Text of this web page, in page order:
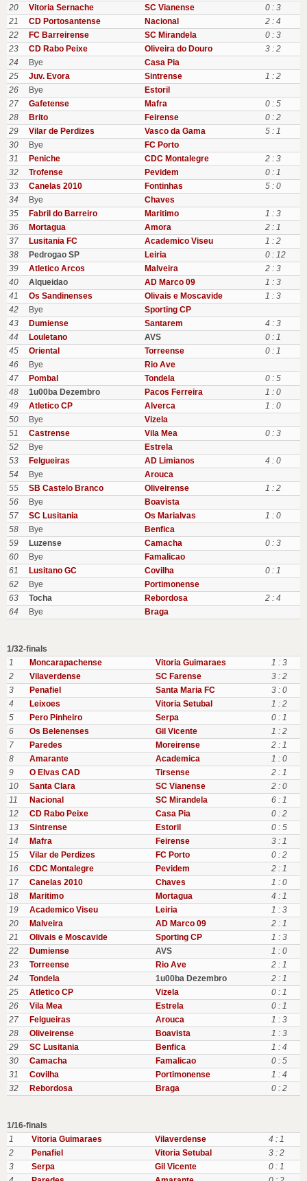
20
Vitoria Sernache SC Vianense
0 : 3
21
CD Portosantense Nacional
2 : 4
22
FC Barreirense SC Mirandela
0 : 3
23
CD Rabo Peixe Oliveira do Douro
3 : 2
24
Bye
Casa Pia
25
Juv. Evora Sintrense
1 : 2
26
Bye
Estoril
27
Gafetense Mafra
0 : 5
28
Brito Feirense
0 : 2
29
Vilar de Perdizes Vasco da Gama
5 : 1
30
Bye
FC Porto
31
Peniche CDC Montalegre
2 : 3
32
Trofense Pevidem
0 : 1
33
Canelas 2010 Fontinhas
5 : 0
34
Bye
Chaves
35
Fabril do Barreiro Maritimo
1 : 3
36
Mortagua Amora
2 : 1
37
Lusitania FC Academico Viseu
1 : 2
38
Pedrogao SP Leiria
0 : 12
39
Atletico Arcos Malveira
2 : 3
40
Alqueidao AD Marco 09
1 : 3
41
Os Sandinenses Olivais e Moscavide
1 : 3
42
Bye
Sporting CP
43
Dumiense Santarem
4 : 3
44
Louletano AVS
0 : 1
45
Oriental Torreense
0 : 1
46
Bye
Rio Ave
47
Pombal Tondela
0 : 5
48
1u00ba Dezembro Pacos Ferreira
1 : 0
49
Atletico CP Alverca
1 : 0
50
Bye
Vizela
51
Castrense Vila Mea
0 : 3
52
Bye
Estrela
53
Felgueiras AD Limianos
4 : 0
54
Bye
Arouca
55
SB Castelo Branco Oliveirense
1 : 2
56
Bye
Boavista
57
SC Lusitania Os Marialvas
1 : 0
58
Bye
Benfica
59
Luzense Camacha
0 : 3
60
Bye
Famalicao
61
Lusitano GC Covilha
0 : 1
62
Bye
Portimonense
63
Tocha Rebordosa
2 : 4
64
Bye Braga
1/32-finals
1
Moncarapachense Vitoria Guimaraes
1 : 3
2
Vilaverdense SC Farense
3 : 2
3
Penafiel Santa Maria FC
3 : 0
4
Leixoes Vitoria Setubal
1 : 2
5
Pero Pinheiro Serpa
0 : 1
6
Os Belenenses Gil Vicente
1 : 2
7
Paredes Moreirense
2 : 1
8
Amarante Academica
1 : 0
9
O Elvas CAD Tirsense
2 : 1
10
Santa Clara SC Vianense
2 : 0
11
Nacional SC Mirandela
6 : 1
12
CD Rabo Peixe Casa Pia
0 : 2
13
Sintrense Estoril
0 : 5
14
Mafra Feirense
3 : 1
15
Vilar de Perdizes FC Porto
0 : 2
16
CDC Montalegre Pevidem
2 : 1
17
Canelas 2010 Chaves
1 : 0
18
Maritimo Mortagua
4 : 1
19
Academico Viseu Leiria
1 : 3
20
Malveira AD Marco 09
2 : 1
21
Olivais e Moscavide Sporting CP
1 : 3
22
Dumiense AVS
1 : 0
23
Torreense Rio Ave
2 : 1
24
Tondela 1u00ba Dezembro
2 : 1
25
Atletico CP Vizela
0 : 1
26
Vila Mea Estrela
0 : 1
27
Felgueiras Arouca
1 : 3
28
Oliveirense Boavista
1 : 3
29
SC Lusitania Benfica
1 : 4
30
Camacha Famalicao
0 : 5
31
Covilha Portimonense
1 : 4
32
Rebordosa Braga 0 : 2
1/16-finals
1
Vitoria Guimaraes Vilaverdense
4 : 1
2
Penafiel Vitoria Setubal
3 : 2
3
Serpa Gil Vicente
0 : 1